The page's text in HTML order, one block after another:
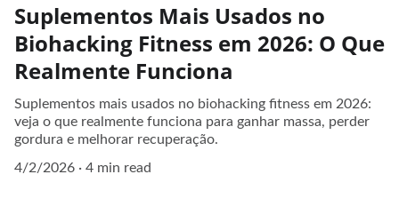
Suplementos Mais Usados no
Biohacking Fitness em 2026: O Que
Realmente Funciona
Suplementos mais usados no biohacking fitness em 2026:
veja o que realmente funciona para ganhar massa, perder
gordura e melhorar recuperação.
4/2/2026
4 min read